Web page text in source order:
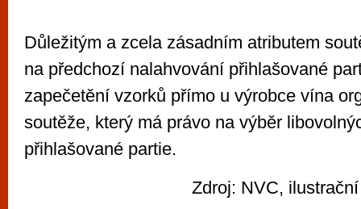
Důležitým a zcela zásadním atributem
na předchozí nalahvování přihlašované
zapečetění vzorků přímo u výrobce vína
soutěže, který má právo na výběr
přihlašované partie.
Zdroj: NVC,